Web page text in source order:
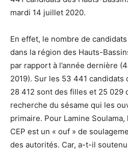
mardi 14 juillet 2020.
En effet, le nombre de
dans la région des Hauts-
par rapport à l’année dernière
2019). Sur les 53 441 candidats
28 412 sont des filles et 25 029
recherche du sésame qui les
primaire. Pour Lamine Soulama,
CEP est un « ouf » de
des autorités. Car, a-t-il